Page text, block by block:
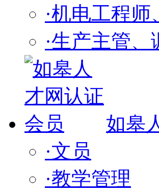
·机电工程师
·生产主管、
如皋
·文员
·教学管理